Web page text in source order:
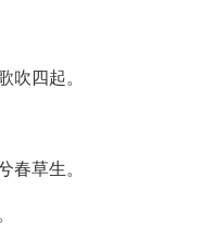
四起。
草生。